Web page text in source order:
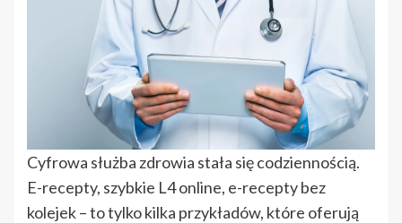
Cyfrowa służba zdrowia stała się codziennością.
E-recepty, szybkie L4 online, e-recepty bez
kolejek – to tylko kilka przykładów, które oferują